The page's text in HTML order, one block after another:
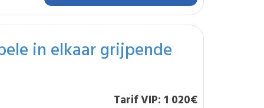
dakrenovatie
onderhoud.
egale en
levensduur van het
in elkaar grijpende
Tarif VIP: 1 020€